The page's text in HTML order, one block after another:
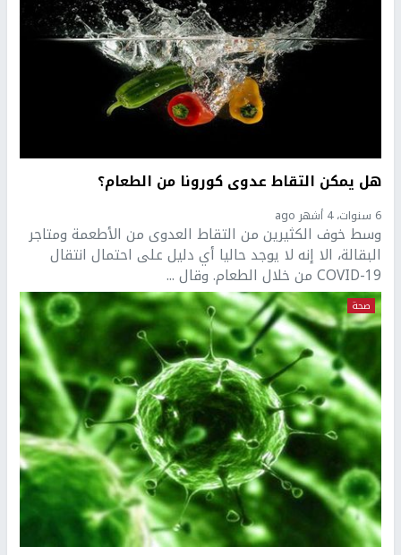
هل يمكن التقاط عدوى كورونا من الطعام؟
6 سنوات، 4 أشهر ago
وسط خوف الكثيرين من التقاط العدوى من الأطعمة ومتاجر
البقالة، الا إنه لا يوجد حاليا أي دليل على احتمال انتقال
COVID-19 من خلال الطعام. وقال ...
صحة